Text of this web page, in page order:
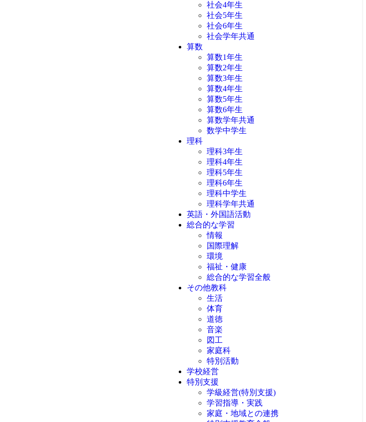
社会4年生
社会5年生
社会6年生
社会学年共通
算数
算数1年生
算数2年生
算数3年生
算数4年生
算数5年生
算数6年生
算数学年共通
数学中学生
理科
理科3年生
理科4年生
理科5年生
理科6年生
理科中学生
理科学年共通
英語・外国語活動
総合的な学習
情報
国際理解
環境
福祉・健康
総合的な学習全般
その他教科
生活
体育
道徳
音楽
図工
家庭科
特別活動
学校経営
特別支援
学級経営(特別支援)
学習指導・実践
家庭・地域との連携